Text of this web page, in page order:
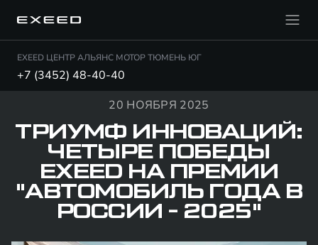
EXEED ЦЕНТР АЛЬЯНС МОТОР ТЮМЕНЬ ЮГ
+7 (3452) 48-40-40
20 НОЯБРЯ 2025
ТРИУМФ ИННОВАЦИЙ:
ЧЕТЫРЕ ПОБЕДЫ
EXEED НА ПРЕМИИ
"АВТОМОБИЛЬ ГОДА В
РОССИИ - 2025"